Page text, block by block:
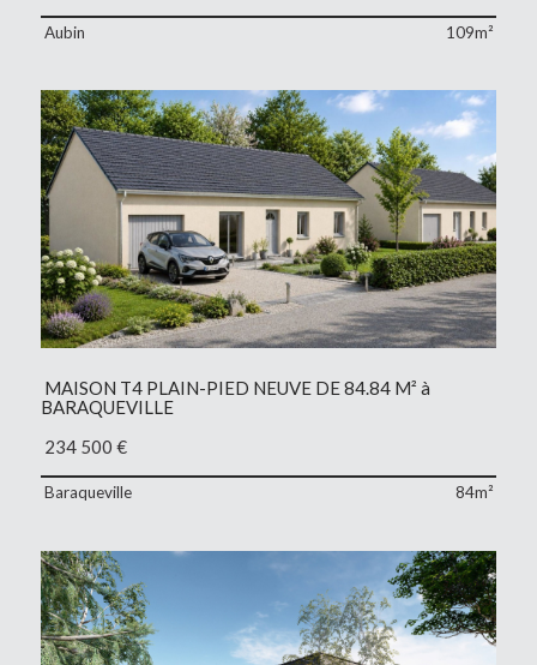
Aubin 109m²
MAISON T4 PLAIN-PIED NEUVE DE 84.84 M² à
BARAQUEVILLE
234 500 €
Baraqueville 84m²